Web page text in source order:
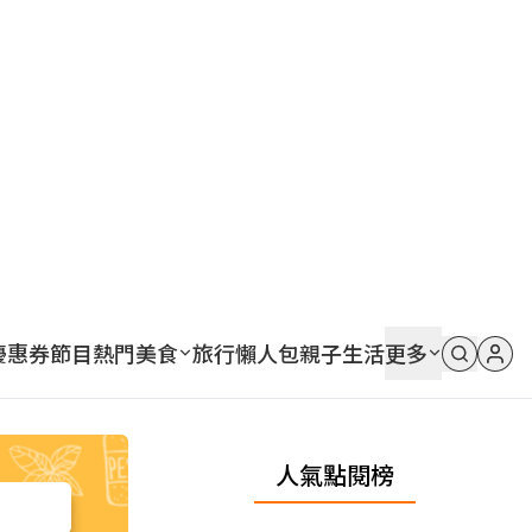
惠券節目熱門美食 旅行懶人包親子生活更多
人氣點閱榜